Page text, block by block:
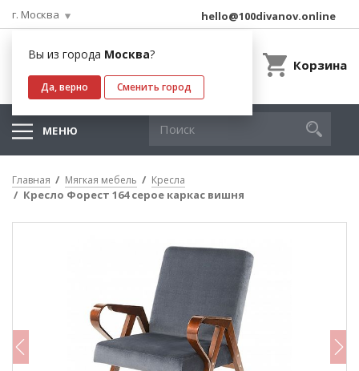
г. Москва
Вы из города Москва?
Да, верно Сменить город
hello@100divanov.online
Корзина
МЕНЮ
Главная Мягкая мебель Кресла
Кресло Форест 164 серое каркас вишня